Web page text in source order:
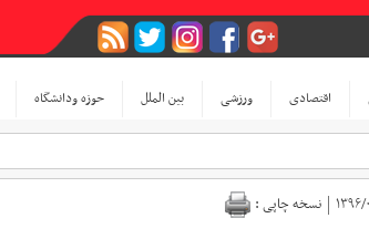
اقتصادی ورزشی بین الملل حوزه ودانشگاه
۲۰ نسخه چاپی :